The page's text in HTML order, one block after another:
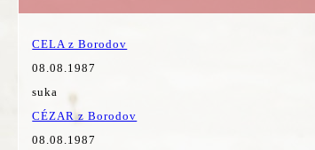
CELA z Borodov
08.08.1987
suka
CÉZAR z Borodov
08.08.1987